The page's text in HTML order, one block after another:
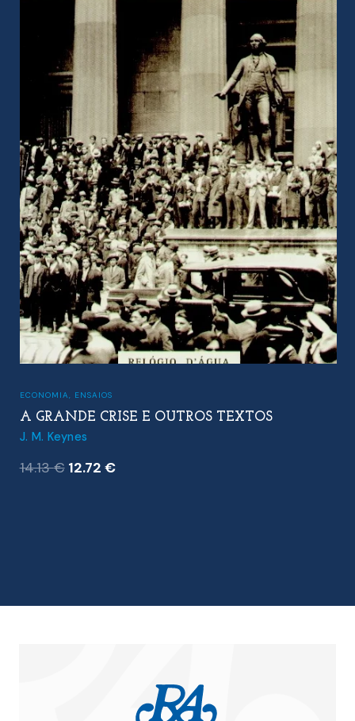
ECONOMIA, ENSAIOS
A GRANDE CRISE E OUTROS TEXTOS
J. M. Keynes
14.13€ O
12.72 €O